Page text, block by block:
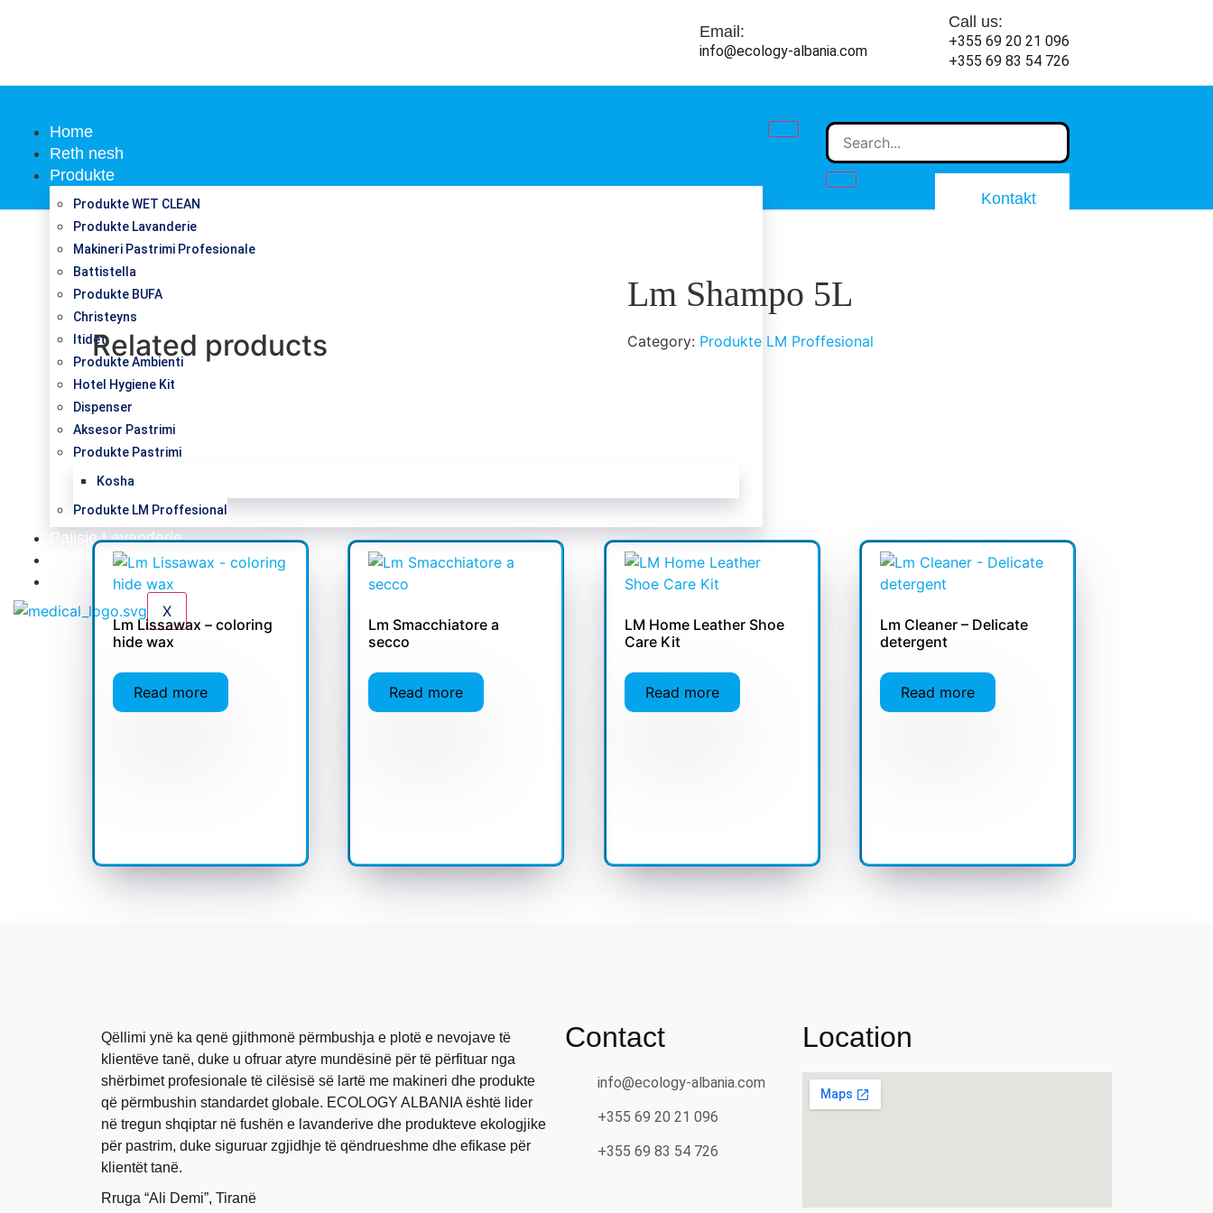
Email:
info@ecology-albania.com
Call us:
+355 69 20 21 096
+355 69 83 54 726
Home
Reth nesh
Produkte
Produkte WET CLEAN
Produkte Lavanderie
Makineri Pastrimi Profesionale
Battistella
Produkte BUFA
Christeyns
Itidet
Produkte Ambienti
Hotel Hygiene Kit
Dispenser
Aksesor Pastrimi
Produkte Pastrimi
Kosha
Produkte LM Proffesional
Pajisje Lavanderie
X
Kontakt
Lm Shampo 5L
Category: Produkte LM Proffesional
Related products
Lm Lissawax – coloring
hide wax
Read more
Lm Smacchiatore a
secco
Read more
LM Home Leather Shoe
Care Kit
Read more
Lm Cleaner – Delicate
detergent
Read more
Qëllimi ynë ka qenë gjithmonë përmbushja e plotë e nevojave të
klientëve tanë, duke u ofruar atyre mundësinë për të përfituar nga
shërbimet profesionale të cilësisë së lartë me makineri dhe produkte
që përmbushin standardet globale. ECOLOGY ALBANIA është lider
në tregun shqiptar në fushën e lavanderive dhe produkteve ekologjike
për pastrim, duke siguruar zgjidhje të qëndrueshme dhe efikase për
klientët tanë.
Rruga “Ali Demi”, Tiranë
Contact
info@ecology-albania.com
+355 69 20 21 096
+355 69 83 54 726
Location